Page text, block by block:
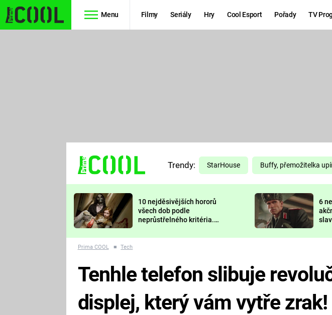
Menu Filmy Seriály Hry Cool Esport Pořady TV
TŘESKU
FUTURAMA
PREDÁTOR
Trendy: StarHouse Buffy, přemožitelka
10 nejděsivějších hororů
všech dob podle
neprůstřelného kritéria.
nejvíc zvednou tep?
6
Prima COOL ■ Tech
Tenhle telefon slibuje
displej, který vám vytře